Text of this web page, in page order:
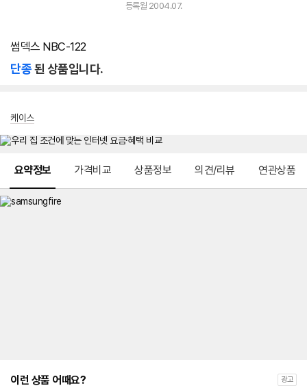
등록월 2004.07.
썸덱스 NBC-122
단종된 상품입니다.
케이스
요약정보 가격비교 상품정보 의견/리뷰 연관상품
이런 상품 어때요? 광고